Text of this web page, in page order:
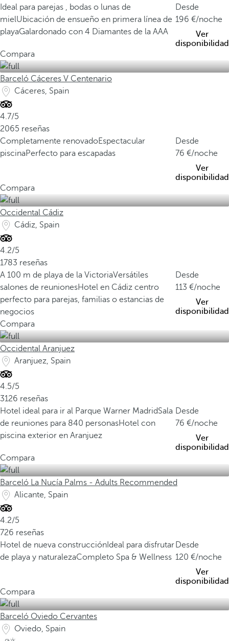
Ideal para parejas , bodas o lunas de
mielUbicación de ensueño en primera línea de
playaGalardonado con 4 Diamantes de la AAA
Desde
196
/noche
Ver
disponibilidad
Compara
Barceló Cáceres V Centenario
Cáceres, Spain
4.7/5
2065 reseñas
Completamente renovadoEspectacular
piscinaPerfecto para escapadas
Desde
76
/noche
Ver
disponibilidad
Compara
Occidental Cádiz
Cádiz, Spain
4.2/5
1783 reseñas
A 100 m de playa de la VictoriaVersátiles
salones de reunionesHotel en Cádiz centro
perfecto para parejas, familias o estancias de
negocios
Desde
113
/noche
Ver
disponibilidad
Compara
Occidental Aranjuez
Aranjuez, Spain
4.5/5
3126 reseñas
Hotel ideal para ir al Parque Warner MadridSala
de reuniones para 840 personasHotel con
piscina exterior en Aranjuez
Desde
76
/noche
Ver
disponibilidad
Compara
Barceló La Nucía Palms - Adults Recommended
Alicante, Spain
4.2/5
726 reseñas
Hotel de nueva construcción Ideal para disfrutar
de playa y naturalezaCompleto Spa & Wellness
Desde
120
/noche
Ver
disponibilidad
Compara
Barceló Oviedo Cervantes
Oviedo, Spain